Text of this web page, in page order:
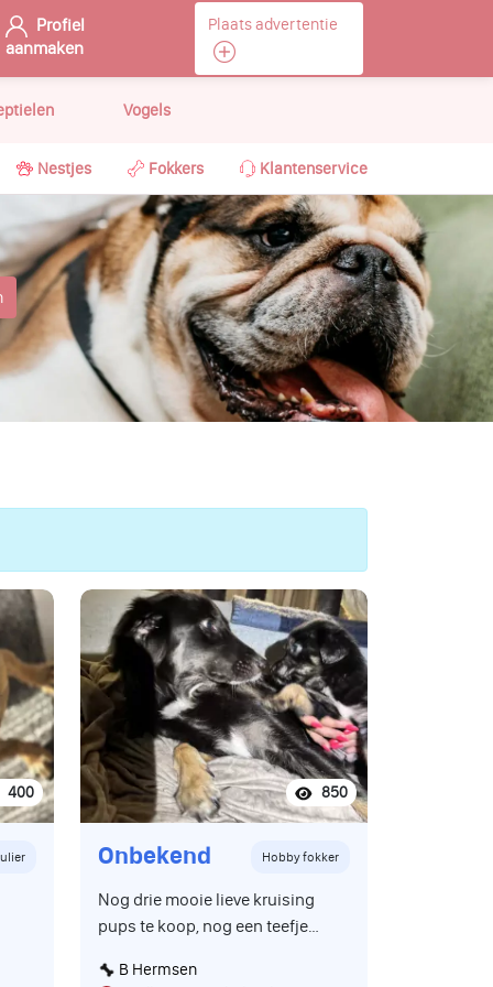
Profiel
aanmaken
Plaats advertentie
Vogels
Nestjes Fokkers Klantenservice
400 850
Onbekend Hobby fokker
Nog drie mooie lieve kruising
pups te koop, nog een teefje
de twee donkere zijn reutjes,
B Hermsen